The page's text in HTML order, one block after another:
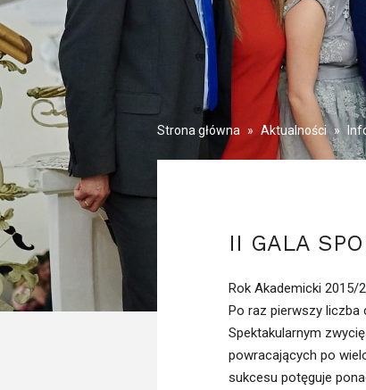
Strona główna » Aktualności »
II GALA
Rok Akademicki 2015/
Po raz pierwszy liczba
Spektakularnym
powracających po
sukcesu potęguje